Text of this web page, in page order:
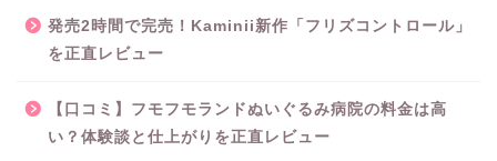
発売2時間で完売！Kaminii新作「フリズコントロール」
を正直レビュー
【口コミ】フモフモランドぬいぐるみ病院の料金は高
い？体験談と仕上がりを正直レビュー